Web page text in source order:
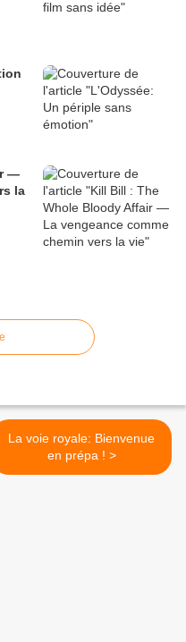
—
la
La voie royale: Bienvenue
en prépa ! >